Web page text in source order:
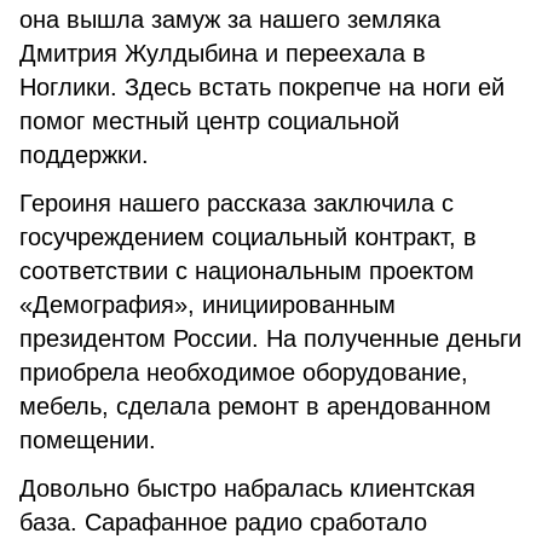
она вышла замуж за нашего земляка
Дмитрия Жулдыбина и переехала в
Ноглики. Здесь встать покрепче на ноги ей
помог местный центр социальной
поддержки.
Героиня нашего рассказа заключила с
госучреждением социальный контракт, в
соответствии с национальным проектом
«Демография», инициированным
президентом России. На полученные деньги
приобрела необходимое оборудование,
мебель, сделала ремонт в арендованном
помещении.
Довольно быстро набралась клиентская
база. Сарафанное радио сработало